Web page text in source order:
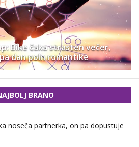
Bike čaka strasten večer,
dan poln romantike
BRANO
noseča partnerka, on pa dopustuje